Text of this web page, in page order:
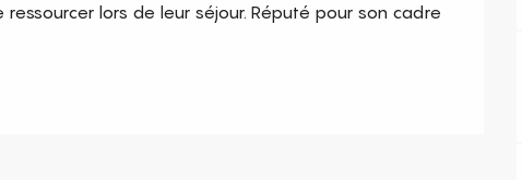
lors de leur séjour. Réputé pour son cadre